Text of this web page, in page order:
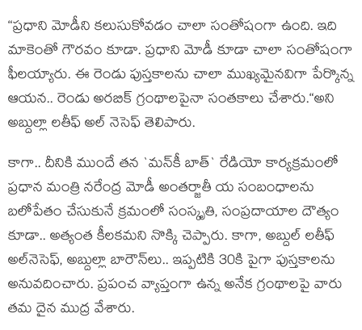
“ప్ర‌ధాని మోడీని క‌లుసుకోవ‌డం చాలా సంతోషంగా ఉంది. ఇది
మాకెంతో గౌర‌వం కూడా. ప్ర‌ధాని మోడీ కూడా చాలా సంతోషంగా
ఫీల‌య్యారు. ఈ రెండు పుస్తకాల‌ను చాలా ముఖ్య‌మైన‌విగా పేర్కొన్న
ఆయ‌న‌.. రెండు అర‌బిక్‌ గ్రంథాల‌పైనా సంత‌కాలు చేశారు.“అని
అబ్దుల్లా లతీఫ్ అల్ నెసెఫ్ తెలిపారు.
కాగా.. దీనికి ముందే త‌న `మ‌న్‌కీ బాత్‌` రేడియో కార్య‌క్ర‌మంలో
ప్ర‌ధాన మంత్రి న‌రేంద్ర మోడీ అంత‌ర్జాతీ య సంబంధాల‌ను
బ‌లోపేతం చేసుకునే క్ర‌మంలో సంస్కృతి, సంప్ర‌దాయాల దౌత్యం
కూడా.. అత్యంత కీల‌క‌మ‌ని నొక్కి చెప్పారు. కాగా, అబ్దుల్ ల‌తీఫ్
అల్‌నెసెఫ్‌, అబ్దుల్లా బారౌన్‌లు.. ఇప్ప‌టికి 30కి పైగా పుస్త‌కాల‌ను
అనువదించారు. ప్ర‌పంచ వ్యాప్తంగా ఉన్న అనేక గ్రంథాల‌పై వారు
త‌మ దైన ముద్ర వేశారు.